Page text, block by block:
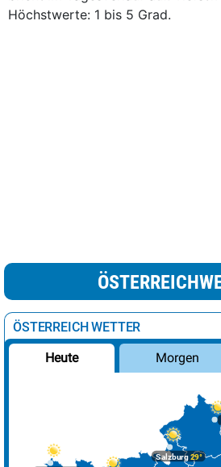
Höchstwerte: 1 bis 5 Grad.
ÖSTERREICH WETTER
Heute Morgen
Salzburg29°